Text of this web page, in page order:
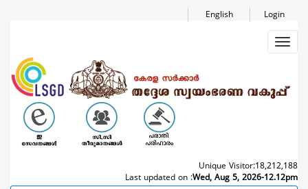
Login
English
Unique Visitor:18,212,188
Last updated on :Wed, Aug 5, 2026-12.12pm